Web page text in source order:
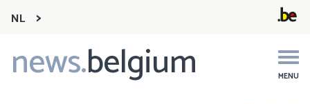
NL
news.belgium MENU
Main
navigation